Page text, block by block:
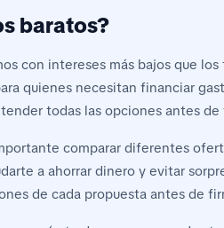
baratos?
con intereses más bajos que
quienes necesitan financiar
todas las opciones antes
comparar diferentes
a ahorrar dinero y evitar
de cada propuesta antes de